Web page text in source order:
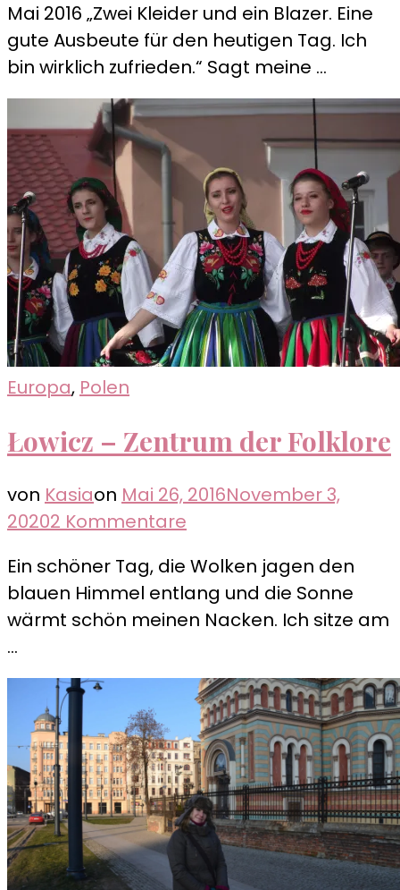
Haus
von
Frédéric
Chopin
Mai 2016 „Zwei Kleider und ein Blazer. Eine
gute Ausbeute für den heutigen Tag. Ich
bin wirklich zufrieden.“ Sagt meine …
Europa, Polen
Łowicz – Zentrum der Folklore
von Kasiaon Mai 26, 2016November 3,
20202 Kommentare
–
Zentrum
der
Ein schöner Tag, die Wolken jagen den
blauen Himmel entlang und die Sonne
wärmt schön meinen Nacken. Ich sitze am
…